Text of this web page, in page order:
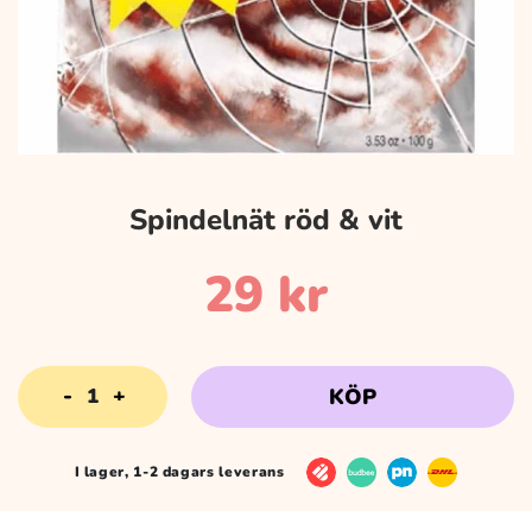
Spindelnät röd & vit
29 kr
röd
&
KÖP
I lager, 1-2 dagars leverans